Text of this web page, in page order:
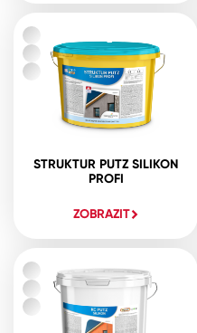
STRUKTUR PUTZ SILIKON
PROFI
ZOBRAZIT